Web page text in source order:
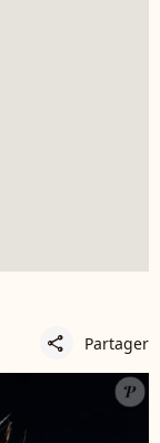
share Partager